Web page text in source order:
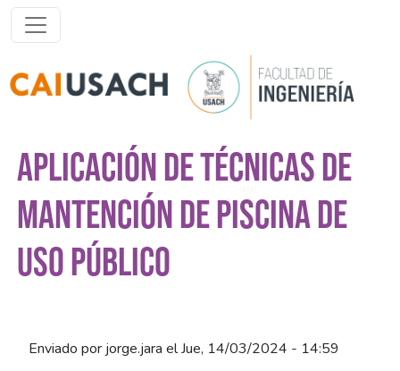
Pasar al contenido principal
APLICACIÓN DE TÉCNICAS DE
MANTENCIÓN DE PISCINA DE
USO PÚBLICO
Enviado por jorge.jara elJue, 14/03/2024 - 14:59